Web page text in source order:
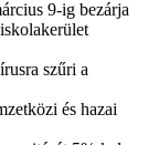
9-ig bezárja
szűri a
és hazai